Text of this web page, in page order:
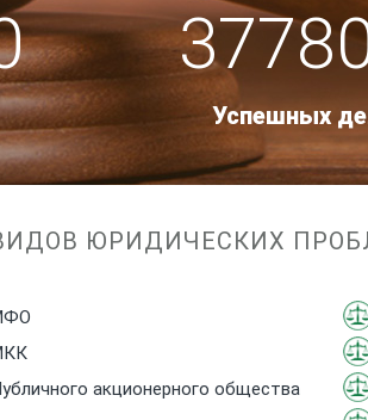
Успешных
ЮРИДИЧЕСКИХ
акционерного общества